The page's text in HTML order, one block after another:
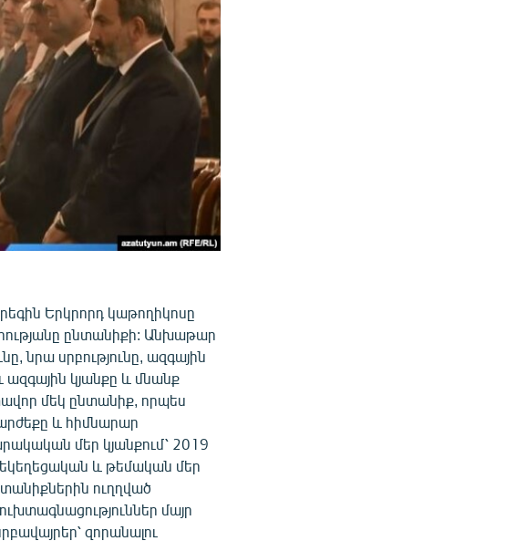
Երկրորդ կաթողիկոսը
ընտանիքի: Անխաթար
սրբությունը, ազգային
ազգային կյանքը և մնանք
մեկ ընտանիք, որպես
և հիմնարար
մեր կյանքում՝ 2019
և թեմական մեր
ուղղված
մայր
զորանալու